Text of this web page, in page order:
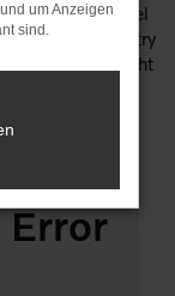
und unser Ziel
Cross Country
ist, braucht
Error
um Anzeigen
sind.